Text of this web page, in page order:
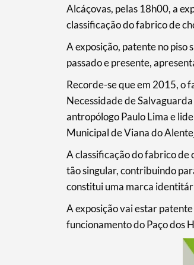
Termo de
Categorias
Alcáçovas, pelas 18h00, a
classificação do fabrico de
A exposição, patente no piso
passado e presente,
Recorde-se que em 2015, o
Necessidade de
antropólogo Paulo Lima e
Municipal de Viana do
A classificação do fabrico de
tão singular, contribuindo
constitui uma marca
A exposição vai estar
funcionamento do Paço dos